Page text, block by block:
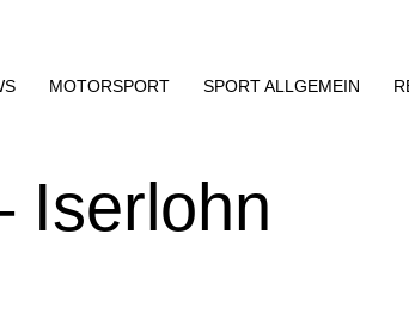
MOTORSPORT SPORT ALLGEMEIN
Iserlohn